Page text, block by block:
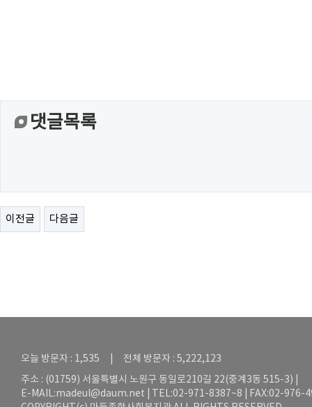
댓글목록
이전글 다음글
오늘 방문자 : 1,535 | 전체 방문자 : 5,222,123
주소 : (01759) 서울특별시 노원구 동일로210길 22(중계3동 515-3) |
E-MAIL:madeul@daum.net | TEL:02-971-8387~8 | FAX:02-976-